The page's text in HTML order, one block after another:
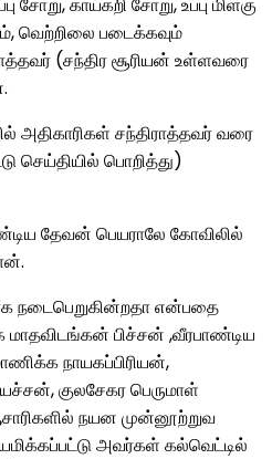
வெற்றிலை படைக்கவும்
(சந்திர சூரியன் உள்ளவரை
சந்திராத்தவர் வரை
செய்தியில் பொறித்து)
தேவன் பெயராலே கோவிலில்
நடைபெறுகின்றதா என்பதை
பிச்சன் ,வீரபாண்டிய
நாயகப்பிரியன்,
குலசேகர பெருமாள்
நயன முன்னூற்றுவ
அவர்கள் கல்வெட்டில்